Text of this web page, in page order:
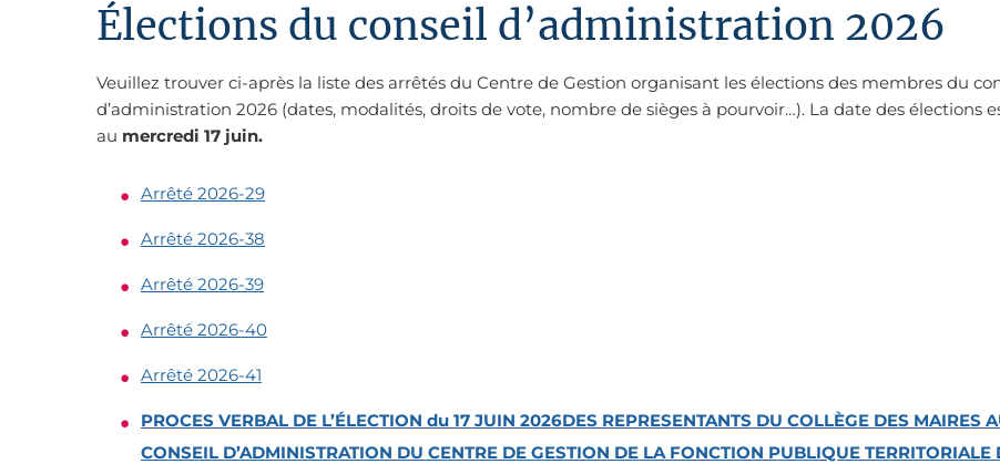
Élections du conseil d’administration 2026
Veuillez trouver ci-après la liste des arrêtés du Centre de Gestion organisant les élections des membres du
d’administration 2026 (dates, modalités, droits de vote, nombre de sièges à pourvoir…). La date des élections
au mercredi 17 juin.
Arrêté 2026-29
Arrêté 2026-38
Arrêté 2026-39
Arrêté 2026-40
Arrêté 2026-41
PROCES VERBAL DE L’ÉLECTION du 17 JUIN 2026DES REPRESENTANTS DU COLLÈGE DES MAIRES
CONSEIL D’ADMINISTRATION DU CENTRE DE GESTION DE LA FONCTION PUBLIQUE TERRITORIALE